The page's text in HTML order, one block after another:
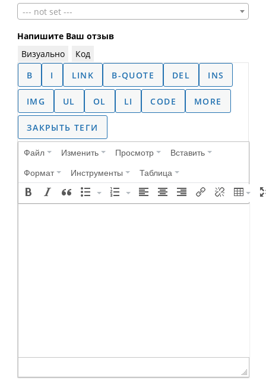
--- not set ---
Напишите Ваш отзыв
Визуально
Код
Файл Изменить Просмотр
Вставить
Формат
Инструменты Таблица